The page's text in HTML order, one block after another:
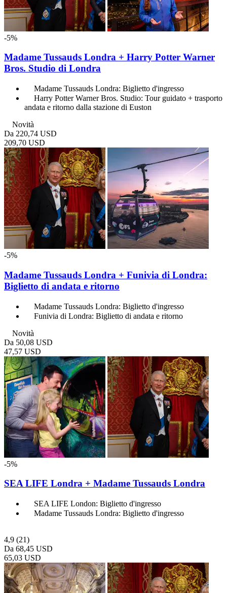
-5%
Madame Tussauds Londra + Harry Potter Warner
Bros. Studio di Londra
Madame Tussauds Londra: Biglietto d'ingresso
Harry Potter Warner Bros. Studio: Tour guidato + trasporto
andata e ritorno dalla stazione di Euston
Novità
Da 220,74 USD
209,70 USD
-5%
Madame Tussauds Londra + Funivia di Londra:
Biglietto di andata e ritorno
Madame Tussauds Londra: Biglietto d'ingresso
Funivia di Londra: Biglietto di andata e ritorno
Novità
Da 50,08 USD
47,57 USD
-5%
SEA LIFE Londra + Madame Tussauds Londra
SEA LIFE London: Biglietto d'ingresso
Madame Tussauds Londra: Biglietto d'ingresso
4,9 (21)
Da 68,45 USD
65,03 USD